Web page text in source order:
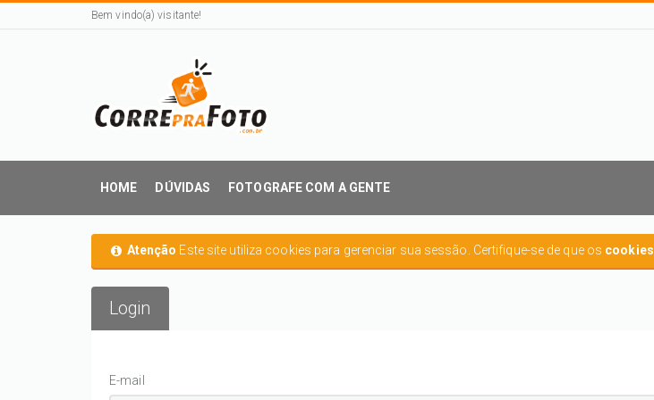
Bem vindo(a) visitante!
HOME DÚVIDAS FOTOGRAFE COM A GENTE
Atenção Este site utiliza cookies para gerenciar sua sessão. Certifique-se de que os cookies
Login
E-mail